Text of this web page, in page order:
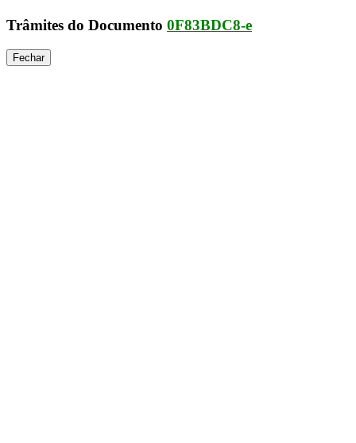
Trâmites do Documento 0F83BDC8-e
Fechar